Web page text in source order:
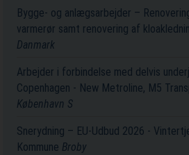
Bygge- og anlægsarbejder –
varmerør samt renovering af
Danmark
Arbejder i forbindelse med delvis
Copenhagen - New Metroline, M5
København S
Snerydning – EU-Udbud 2026 -
Kommune Broby